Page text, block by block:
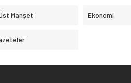
Manşet Ekonomi